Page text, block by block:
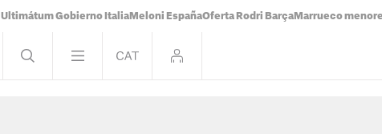
Ultimátum Gobierno Italia Meloni EspañaOferta Rodri Barça Marrueco